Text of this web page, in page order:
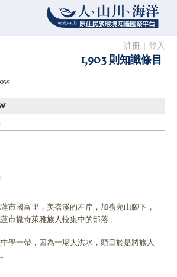
註冊 登入
1,903 則知識條目
市國富里， 美崙溪的左岸，加禮宛山腳下，
市撒奇萊雅族人較集中的部落 。
學一帶，因為一場大洪水，頭目於是將族人